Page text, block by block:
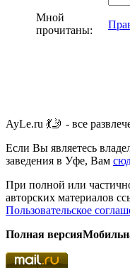
Мной
прочитаны:
AyLe.ru 💃🤳 - все
Если Вы являетесь
заведения в Уфе, Вам
При полной или
авторских материалов
Пользовательское
Полная версия